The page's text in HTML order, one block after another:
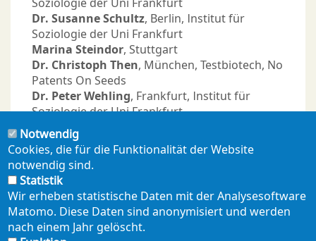
Dr. Susanne Schultz, Berlin, Institut für
Soziologie der Uni Frankfurt
Marina Steindor, Stuttgart
Dr. Christoph Then, München, Testbiotech, No
Patents On Seeds
Dr. Peter Wehling, Frankfurt, Institut für
Soziologie der Uni Frankfurt
Christine v. Weizsäcker
Der Beirat berät den Verein in Bezug auf seine
inhaltliche, insbesondere publizistische und
wissenschaftliche Arbeit. Die Mitglieder des
Beirats werden von der
Mitgliederversammlung des GeN gewählt.
Notwendig
Cookies, die für die Funktionalität der Website
notwendig sind.
Statistik
Wir erheben statistische Daten mit der Analysesoftware
Matomo. Diese Daten sind anonymisiert und werden
nach einem Jahr gelöscht.